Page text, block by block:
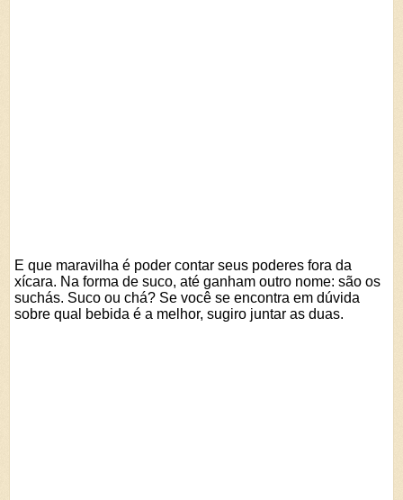
E que maravilha é poder contar seus poderes fora da
xícara. Na forma de suco, até ganham outro nome: são os
suchás. Suco ou chá? Se você se encontra em dúvida
sobre qual bebida é a melhor, sugiro juntar as duas.